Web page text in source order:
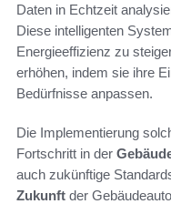
Daten in Echtzeit
Diese intelligenten
Energieeffizienz zu
erhöhen, indem sie ihre
Bedürfnisse anpassen.
Die Implementierung
Fortschritt in der
auch zukünftige
Zukunft der